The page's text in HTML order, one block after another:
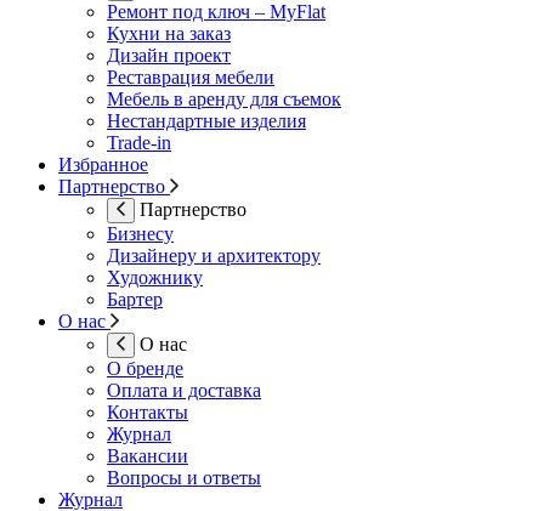
Ремонт под ключ – MyFlat
Кухни на заказ
Дизайн проект
Реставрация мебели
Мебель в аренду для съемок
Нестандартные изделия
Trade-in
Избранное
Партнерство
Партнерство
Бизнесу
Дизайнеру и архитектору
Художнику
Бартер
О нас
О нас
О бренде
Оплата и доставка
Контакты
Журнал
Вакансии
Вопросы и ответы
Журнал